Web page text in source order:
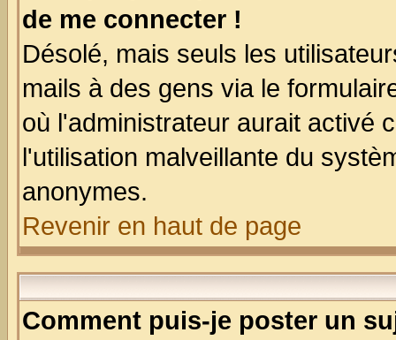
de me connecter !
Désolé, mais seuls les
mails à des gens via le
où l'administrateur aurait activé
l'utilisation malveillante du
anonymes.
Revenir en haut de page
Comment puis-je poster un